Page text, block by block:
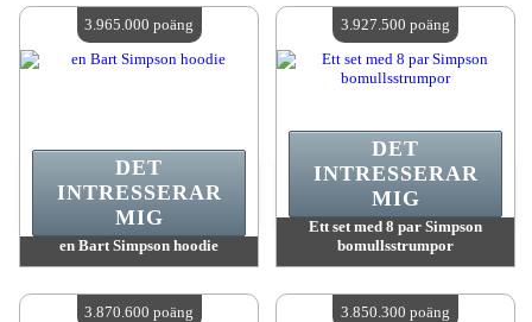
Antal tillgängliga:4
Antal tillgängliga:4
en Bart Simpson hoodie
Antal tillgängliga:4
DET
INTRESSERAR
MIG
3.965.000 poäng
Ett set med 8 par Simpson
bomullsstrumpor
Antal tillgängliga:4
DET
INTRESSERAR
MIG
3.927.500 poäng
3.870.600 poäng 3.850.300 poäng